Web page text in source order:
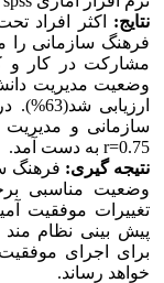
نتايج:
فرهنگ سازمانی را
مشارکت در کار و
وضعيت مديريت
r=0.75 به دست آمد.
نتيجه گيری: فرهنگ
وضعيت مناسبی
تغييرات موفقيت
پيش بينی نظام مند
برای اجرای
خواهد رساند.